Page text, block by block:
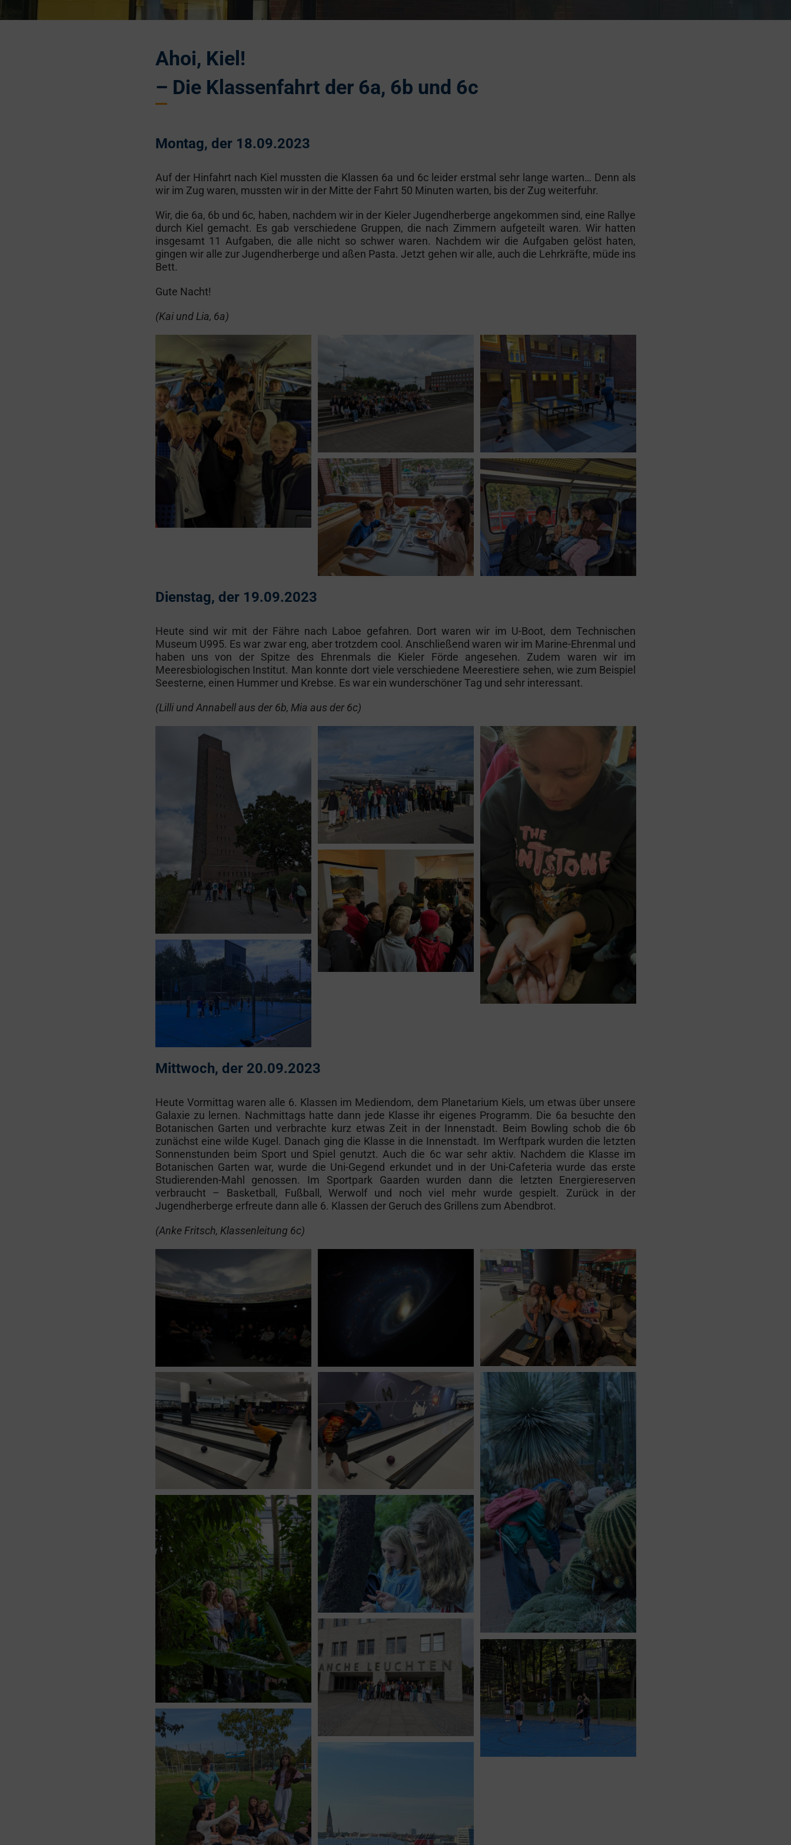
Ahoi, Kiel!
– Die Klassenfahrt der 6a, 6b und 6c
Montag, der 18.09.2023
Auf der Hinfahrt nach Kiel mussten die Klassen 6a und 6c leider erstmal sehr lange warten… Denn als
wir im Zug waren, mussten wir in der Mitte der Fahrt 50 Minuten warten, bis der Zug weiterfuhr.
Wir, die 6a, 6b und 6c, haben, nachdem wir in der Kieler Jugendherberge angekommen sind, eine Rallye
durch Kiel gemacht. Es gab verschiedene Gruppen, die nach Zimmern aufgeteilt waren. Wir hatten
insgesamt 11 Aufgaben, die alle nicht so schwer waren. Nachdem wir die Aufgaben gelöst haten,
gingen wir alle zur Jugendherberge und aßen Pasta. Jetzt gehen wir alle, auch die Lehrkräfte, müde ins
Bett.
Gute Nacht!
(Kai und Lia, 6a)
Dienstag, der 19.09.2023
Heute sind wir mit der Fähre nach Laboe gefahren. Dort waren wir im U-Boot, dem Technischen
Museum U995. Es war zwar eng, aber trotzdem cool. Anschließend waren wir im Marine-Ehrenmal und
haben uns von der Spitze des Ehrenmals die Kieler Förde angesehen. Zudem waren wir im
Meeresbiologischen Institut. Man konnte dort viele verschiedene Meerestiere sehen, wie zum Beispiel
Seesterne, einen Hummer und Krebse. Es war ein wunderschöner Tag und sehr interessant.
(Lilli und Annabell aus der 6b, Mia aus der 6c)
Mittwoch, der 20.09.2023
Heute Vormittag waren alle 6. Klassen im Mediendom, dem Planetarium Kiels, um etwas über unsere
Galaxie zu lernen. Nachmittags hatte dann jede Klasse ihr eigenes Programm. Die 6a besuchte den
Botanischen Garten und verbrachte kurz etwas Zeit in der Innenstadt. Beim Bowling schob die 6b
zunächst eine wilde Kugel. Danach ging die Klasse in die Innenstadt. Im Werftpark wurden die letzten
Sonnenstunden beim Sport und Spiel genutzt. Auch die 6c war sehr aktiv. Nachdem die Klasse im
Botanischen Garten war, wurde die Uni-Gegend erkundet und in der Uni-Cafeteria wurde das erste
Studierenden-Mahl genossen. Im Sportpark Gaarden wurden dann die letzten Energiereserven
verbraucht – Basketball, Fußball, Werwolf und noch viel mehr wurde gespielt. Zurück in der
Jugendherberge erfreute dann alle 6. Klassen der Geruch des Grillens zum Abendbrot.
(Anke Fritsch, Klassenleitung 6c)